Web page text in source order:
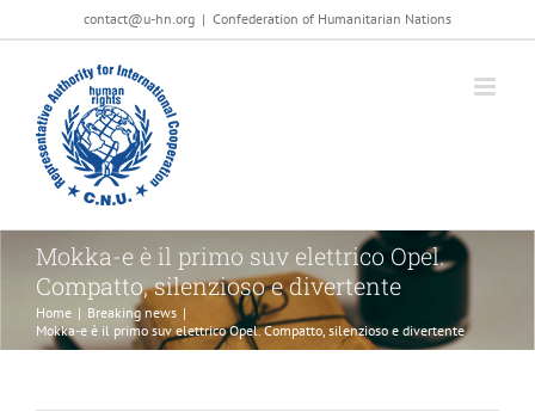
al
contenuto
contact@u-hn.org | Confederation of Humanitarian Nations
Mokka-e è il primo suv elettrico Opel.
Compatto, silenzioso e divertente
Home | Breaking news |
Mokka-e è il primo suv elettrico Opel. Compatto, silenzioso e divertente